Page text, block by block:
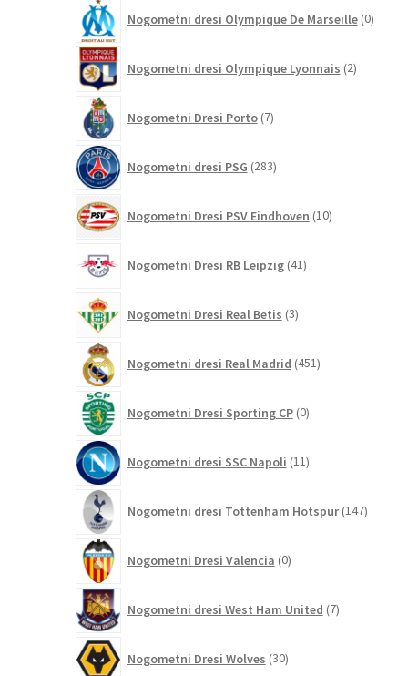
Nogometni dresi Olympique De Marseille 0
Nogometni dresi Olympique Lyonnais 2izdelka
Nogometni Dresi Porto 7izdelkov
Nogometni dresi PSG 283izdelkov
Nogometni Dresi PSV Eindhoven 10izdelkov
Nogometni Dresi RB Leipzig 41izdelkov
Nogometni Dresi Real Betis 3izdelki
Nogometni dresi Real Madrid 451izdelkov
Nogometni Dresi Sporting CP 0izdelkov
Nogometni dresi SSC Napoli 11izdelkov
Nogometni dresi Tottenham Hotspur 147
Nogometni Dresi Valencia 0izdelkov
Nogometni dresi West Ham United 7izdelkov
Nogometni Dresi Wolves 30izdelkov